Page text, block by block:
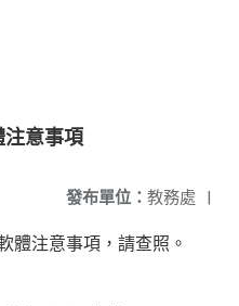
注意事項
發布單位： 教務處 |
體注意事項，請查照。